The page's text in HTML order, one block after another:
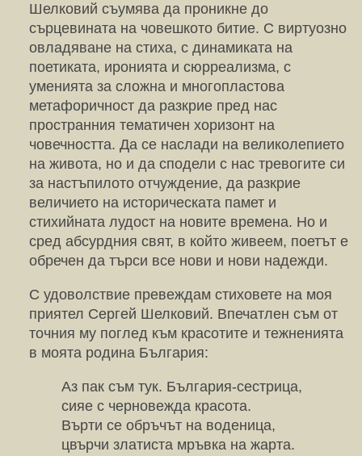
Шелковий съумява да проникне до
сърцевината на човешкото битие. С виртуозно
овладяване на стиха, с динамиката на
поетиката, иронията и сюрреализма, с
уменията за сложна и многопластова
метафоричност да разкрие пред нас
пространния тематичен хоризонт на
човечността. Да се наслади на великолепието
на живота, но и да сподели с нас тревогите си
за настъпилото отчуждение, да разкрие
величието на историческата памет и
стихийната лудост на новите времена. Но и
сред абсурдния свят, в който живеем, поетът е
обречен да търси все нови и нови надежди.
С удоволствие превеждам стиховете на моя
приятел Сергей Шелковий. Впечатлен съм от
точния му поглед към красотите и тежненията
в моята родина България:
Аз пак съм тук. България-сестрица,
сияе с черновежда красота.
Върти се обръчът на воденица,
цвърчи златиста мръвка на жарта.